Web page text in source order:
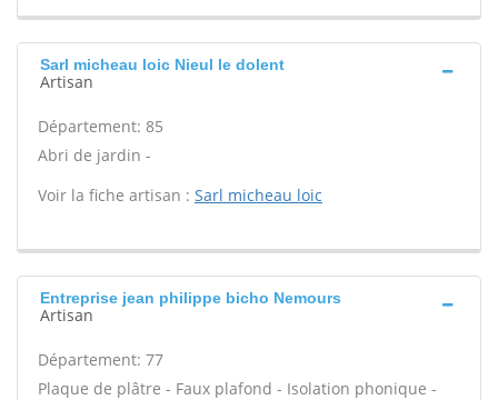
Sarl micheau loic Nieul le dolent
Artisan
Département: 85
Abri de jardin -
Voir la fiche artisan : Sarl micheau loic
Entreprise jean philippe bicho Nemours
Artisan
Département: 77
Plaque de plâtre - Faux plafond - Isolation phonique -